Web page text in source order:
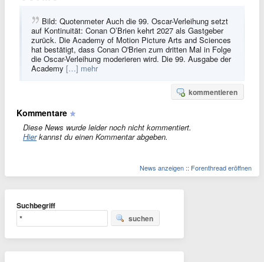
Bild: Quotenmeter Auch die 99. Oscar-Verleihung setzt
auf Kontinuität: Conan O’Brien kehrt 2027 als Gastgeber
zurück. Die Academy of Motion Picture Arts and Sciences
hat bestätigt, dass Conan O'Brien zum dritten Mal in Folge
die Oscar-Verleihung moderieren wird. Die 99. Ausgabe der
Academy […] mehr
kommentieren
Kommentare
Diese News wurde leider noch nicht kommentiert.
Hierkannst du einen Kommentar abgeben.
News anzeigen :: Forenthread eröffnen
Suchbegriff
suchen